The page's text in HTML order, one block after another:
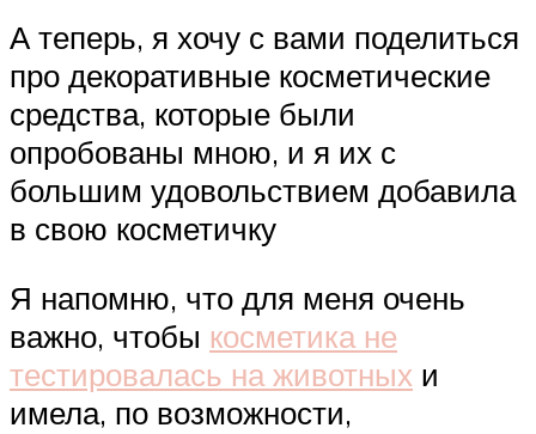
А теперь, я хочу с вами поделиться
про декоративные косметические
средства, которые были
опробованы мною, и я их с
большим удовольствием добавила
в свою косметичку
Я напомню, что для меня очень
важно, чтобы косметика не
тестировалась на животных и
имела, по возможности,